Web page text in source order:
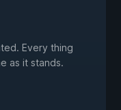
Every thing
as it stands.